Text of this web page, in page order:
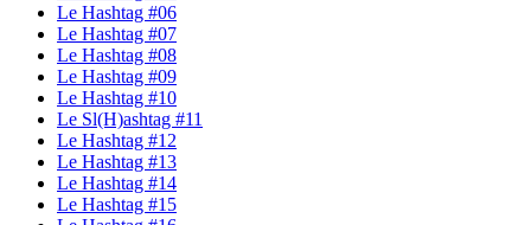
Le Hashtag #06
Le Hashtag #07
Le Hashtag #08
Le Hashtag #09
Le Hashtag #10
Le Sl(H)ashtag #11
Le Hashtag #12
Le Hashtag #13
Le Hashtag #14
Le Hashtag #15